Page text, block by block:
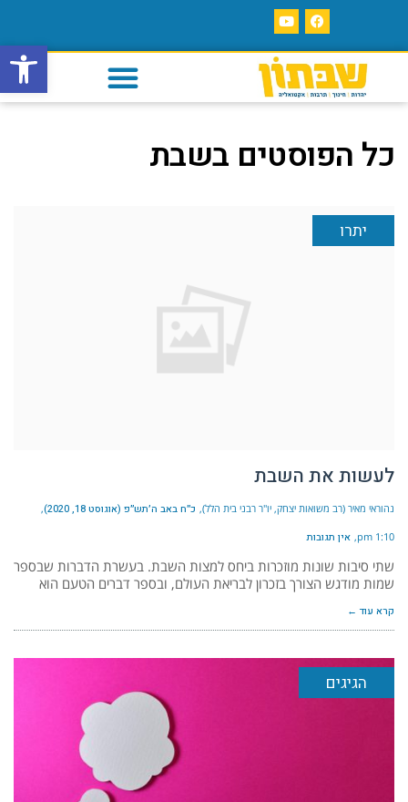
פתח
כל הפוסטים בשבת
יתרו
לעשות את השבת
נהוראי מאיר (רב משואות יצחק, יו"ר רבני בית הלל) כ״ח באב ה׳תש״פ (אוגוסט 18, 2020)
1:10 pm אין תגובות
שתי סיבות שונות מוזכרות ביחס למצות השבת. בעשרת הדברות שבספר
שמות מודגש הצורך בזכרון לבריאת העולם, ובספר דברים הטעם הוא
קרא עוד ←
הגיגים